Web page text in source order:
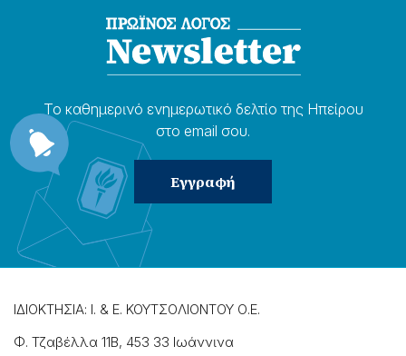
Το καθημερɩνό ενημερωτɩκό δελτίο της Ηπείρου
στο email σου.
ΙΔΙΟΚΤΗΣΙΑ: Ι. & Ε. ΚΟΥΤΣΟΛΙΟΝΤΟΥ Ο.Ε.
Φ. Τζαβέλλα 11Β, 453 33 Ιωάννɩνα